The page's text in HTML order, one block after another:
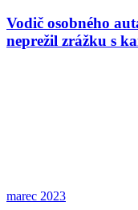
Vodič osobného
neprežil zrážku s
marec 2023